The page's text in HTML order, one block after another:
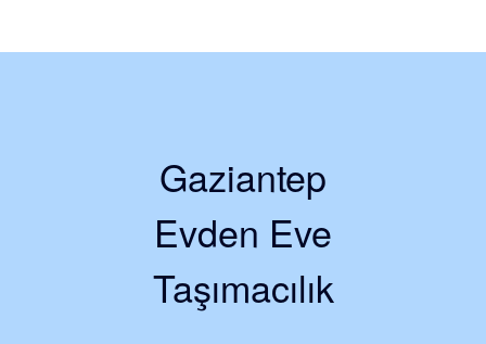
Gaziantep
Evden Eve
Taşımacılık